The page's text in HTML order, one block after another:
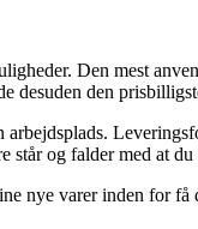
Den mest
den
og falder med at
nye varer inden for